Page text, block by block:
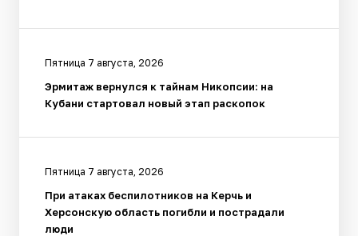
Пятница 7 августа, 2026
Эрмитаж вернулся к тайнам Никопсии: на
Кубани стартовал новый этап раскопок
Пятница 7 августа, 2026
При атаках беспилотников на Керчь и
Херсонскую область погибли и пострадали
люди